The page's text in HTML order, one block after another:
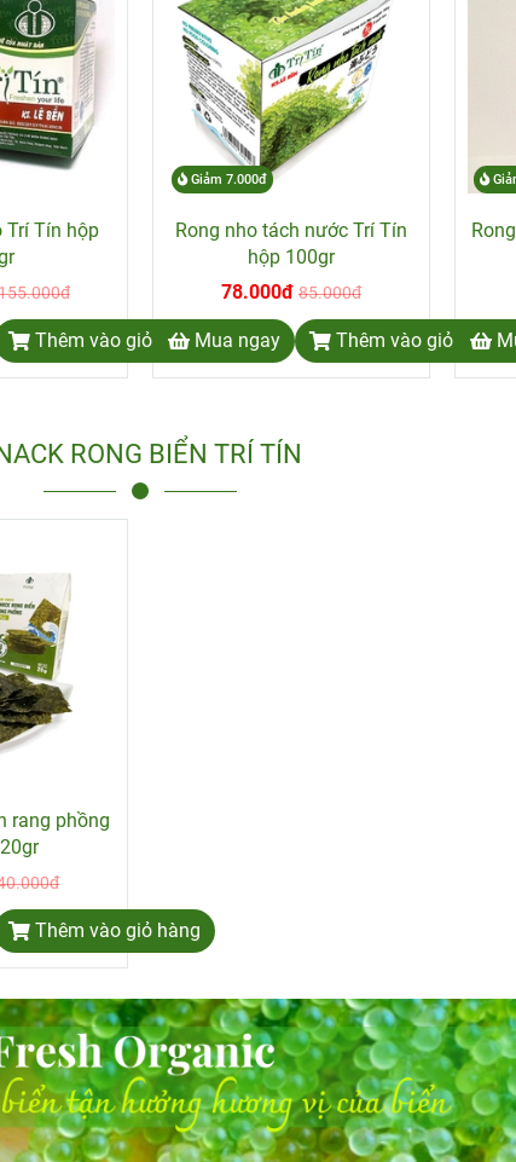
Trí Tín hộp
Thêm vào giỏ hàng
Giảm 7.000đ
Rong nho tách nước Trí Tín
hộp 100gr
78.000đ 85.000đ
Mua ngay Thêm vào giỏ hàng
RONG BIỂN TRÍ TÍN
rang phồng
Thêm vào giỏ hàng